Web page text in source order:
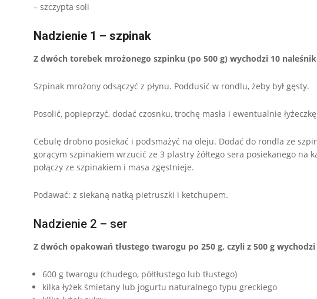
– szczypta soli
Nadzienie 1 – szpinak
Z dwóch torebek mrożonego szpinku (po 500 g) wychodzi 10
Szpinak mrożony odsączyć z płynu. Poddusić w rondlu, żeby był gęsty.
Posolić, popieprzyć, dodać czosnku, trochę masła i ewentualnie
Cebulę drobno posiekać i podsmażyć na oleju. Dodać do rondla ze
gorącym szpinakiem wrzucić ze 3 plastry żółtego sera posiekanego na
połączy ze szpinakiem i masa zgęstnieje.
Podawać: z siekaną natką pietruszki i ketchupem.
Nadzienie 2 – ser
Z dwóch opakowań tłustego twarogu po 250 g, czyli z 500 g
600 g twarogu (chudego, półtłustego lub tłustego)
kilka łyżek śmietany lub jogurtu naturalnego typu greckiego